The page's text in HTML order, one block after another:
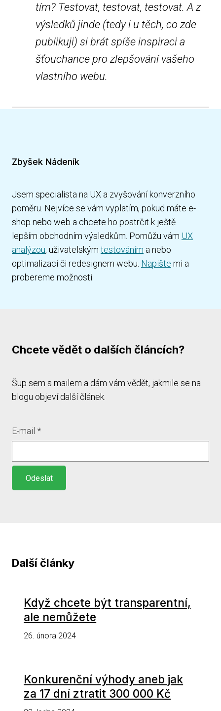
tím? Testovat, testovat, testovat. A z
výsledků jinde (tedy i u těch, co zde
publikuji) si brát spíše inspiraci a
šťouchance pro zlepšování vašeho
vlastního webu.
Zbyšek Nádeník
Jsem specialista na UX a zvyšování konverzního
poměru. Nejvíce se vám vyplatím, pokud máte e-
shop nebo web a chcete ho postrčit k ještě
lepším obchodním výsledkům. Pomůžu vám UX
analýzou, uživatelským testováním a nebo
optimalizací či redesignem webu. Napište mi a
probereme možnosti.
Chcete vědět o dalších článcích?
Šup sem s mailem a dám vám vědět, jakmile se na
blogu objeví další článek.
E-mail *
Odeslat
Další články
Když chcete být transparentní,
ale nemůžete
26. února 2024
Konkurenční výhody aneb jak
za 17 dní ztratit 300 000 Kč